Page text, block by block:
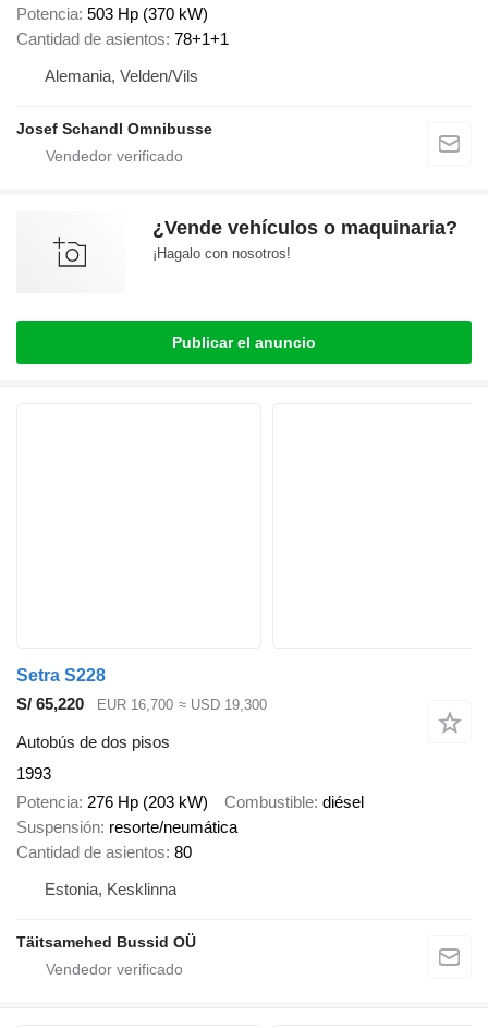
Potencia 503 Hp (370 kW)
Cantidad de asientos 78+1+1
Alemania, Velden/Vils
Josef Schandl Omnibusse
¿Vende vehículos o maquinaria?
¡Hagalo con nosotros!
Publicar el anuncio
Setra S228
S/ 65,220
EUR 16,700 ≈ USD 19,300
Autobús de dos pisos
1993
Potencia 276 Hp (203 kW) Combustible diésel
Suspensión resorte/neumática
Cantidad de asientos 80
Estonia, Kesklinna
Täitsamehed Bussid OÜ